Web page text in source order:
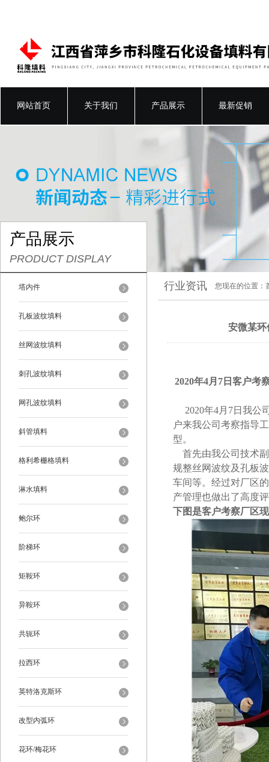
网站首页 关于我们 产品展示 最新促销
产品展示
PRODUCT DISPLAY
塔内件
孔板波纹填料
丝网波纹填料
刺孔波纹填料
网孔波纹填料
斜管填料
格利希栅格填料
淋水填料
鲍尔环
阶梯环
矩鞍环
异鞍环
共轭环
拉西环
英特洛克斯环
改型内弧环
花环/梅花环
行业资讯 您现在的位置：
安微某环
2020年4月7日客户考
2020年4月7日我公
户来我公司 考察指导
型。
首先由我公司技术
规整丝网波纹及孔板
车间等。经过对厂区
产管理也做出了高度
下图是客户考察厂区